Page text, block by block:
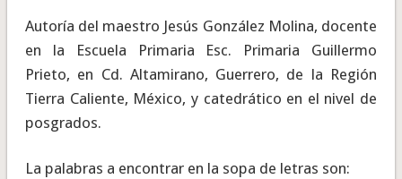
Autoría del maestro Jesús González Molina, docente
en la Escuela Primaria Esc. Primaria Guillermo
Prieto, en Cd. Altamirano, Guerrero, de la Región
Tierra Caliente, México, y catedrático en el nivel de
posgrados.
La palabras a encontrar en la sopa de letras son: